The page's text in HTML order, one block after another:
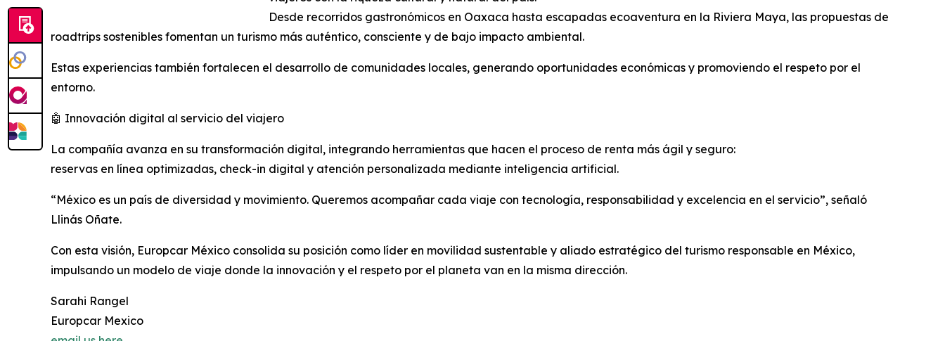
Desde recorridos gastronómicos en Oaxaca hasta escapadas ecoaventura en la Riviera Maya, las propuestas de
roadtrips sostenibles fomentan un turismo más auténtico, consciente y de bajo impacto ambiental.
Estas experiencias también fortalecen el desarrollo de comunidades locales, generando oportunidades económicas y promoviendo el respeto por el
entorno.
🤖 Innovación digital al servicio del viajero
La compañía avanza en su transformación digital, integrando herramientas que hacen el proceso de renta más ágil y seguro:
reservas en línea optimizadas, check-in digital y atención personalizada mediante inteligencia artificial.
“México es un país de diversidad y movimiento. Queremos acompañar cada viaje con tecnología, responsabilidad y excelencia en el servicio”, señaló
Llinás Oñate.
Con esta visión, Europcar México consolida su posición como líder en movilidad sustentable y aliado estratégico del turismo responsable en México,
impulsando un modelo de viaje donde la innovación y el respeto por el planeta van en la misma dirección.
Sarahi Rangel
Europcar Mexico